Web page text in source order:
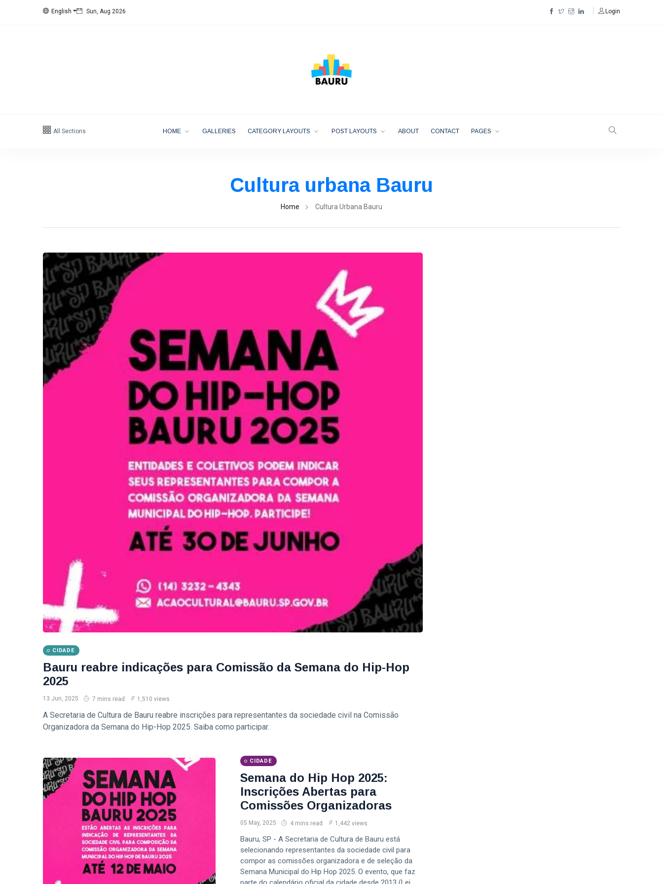
English Sun, Aug 2026 Login
All Sections HOME GALLERIES CATEGORY LAYOUTS POST LAYOUTS ABOUT CONTACT PAGES
Cultura urbana Bauru
Home Cultura Urbana Bauru
CIDADE
Bauru reabre indicações para Comissão da Semana do Hip-Hop
2025
13 Jun, 2025 7 mins read 1,510 views
A Secretaria de Cultura de Bauru reabre inscrições para representantes da sociedade civil na Comissão
Organizadora da Semana do Hip-Hop 2025. Saiba como participar.
CIDADE
Semana do Hip Hop 2025:
Inscrições Abertas para
Comissões Organizadoras
05 May, 2025 4 mins read 1,442 views
Bauru, SP - A Secretaria de Cultura de Bauru está
selecionando representantes da sociedade civil para
compor as comissões organizadora e de seleção da
Semana Municipal do Hip Hop 2025. O evento, que faz